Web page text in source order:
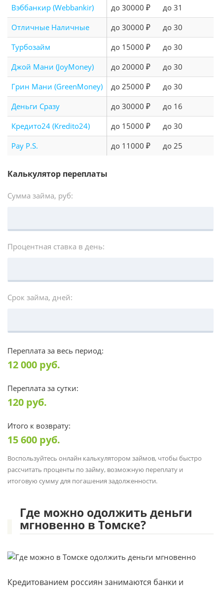
Вэббанкир (Webbankir)
до 30000 ₽ до 31
Отличные Наличные
до 30000 ₽ до 30
Турбозайм
до 15000 ₽ до 30
Джой Мани (JoyMoney)
до 20000 ₽ до 30
Грин Мани (GreenMoney)
до 25000 ₽ до 30
Деньги Сразу
до 30000 ₽ до 16
Кредито24 (Kredito24)
до 15000 ₽ до 30
Pay P.S.
до 11000 ₽ до 25
Калькулятор переплаты
Сумма займа, руб:
Процентная ставка в день:
Срок займа, дней:
Переплата за весь период:
12 000 руб.
Переплата за сутки:
120 руб.
Итого к возврату:
15 600 руб.
Воспользуйтесь онлайн калькулятором займов, чтобы быстро
рассчитать проценты по займу, возможную переплату и
итоговую сумму для погашения задолженности.
Где можно одолжить деньги
мгновенно в Томске?
Кредитованием россиян занимаются банки и